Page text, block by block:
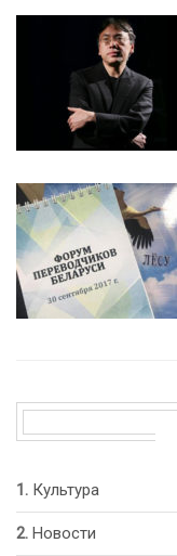
Культура
Новости